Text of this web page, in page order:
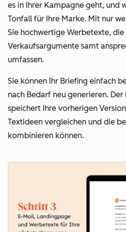
es in Ihrer Kampagne geht, und
Tonfall für Ihre Marke. Mit nur
Sie hochwertige Werbetexte, die
Verkaufsargumente samt
umfassen.
Sie können Ihr Briefing einfach
nach Bedarf neu generieren.
speichert Ihre vorherigen
Textideen vergleichen und die
kombinieren können.